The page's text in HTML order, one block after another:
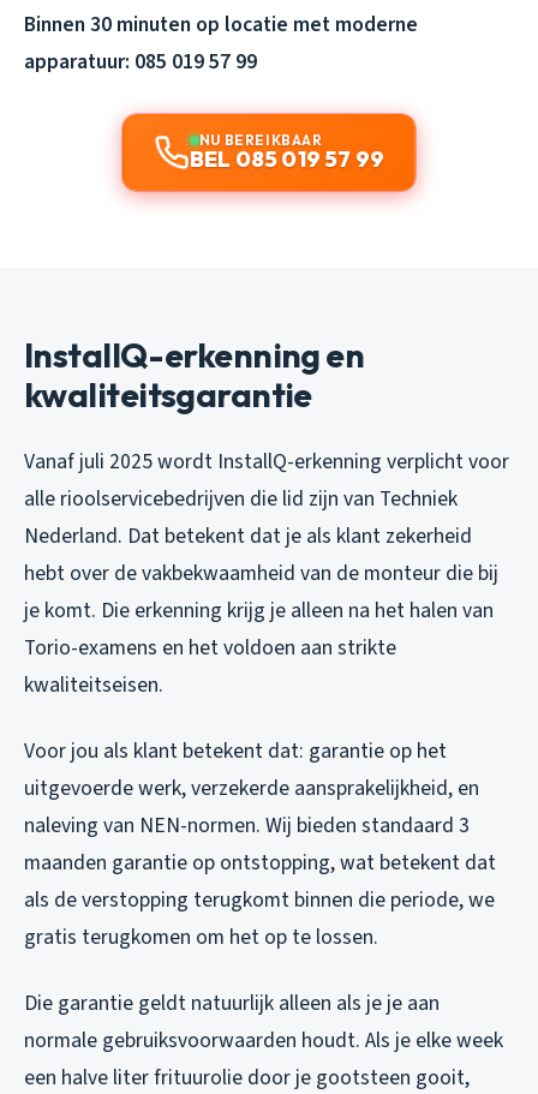
Binnen 30 minuten op locatie met moderne
apparatuur: 085 019 57 99
NU BEREIKBAAR
BEL 085 019 57 99
InstallQ-erkenning en
kwaliteitsgarantie
Vanaf juli 2025 wordt InstallQ-erkenning verplicht voor
alle rioolservicebedrijven die lid zijn van Techniek
Nederland. Dat betekent dat je als klant zekerheid
hebt over de vakbekwaamheid van de monteur die bij
je komt. Die erkenning krijg je alleen na het halen van
Torio-examens en het voldoen aan strikte
kwaliteitseisen.
Voor jou als klant betekent dat: garantie op het
uitgevoerde werk, verzekerde aansprakelijkheid, en
naleving van NEN-normen. Wij bieden standaard 3
maanden garantie op ontstopping, wat betekent dat
als de verstopping terugkomt binnen die periode, we
gratis terugkomen om het op te lossen.
Die garantie geldt natuurlijk alleen als je je aan
normale gebruiksvoorwaarden houdt. Als je elke week
een halve liter frituurolie door je gootsteen gooit,